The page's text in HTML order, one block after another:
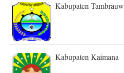
Kabupaten Tambrauw
Kabupaten Kaimana